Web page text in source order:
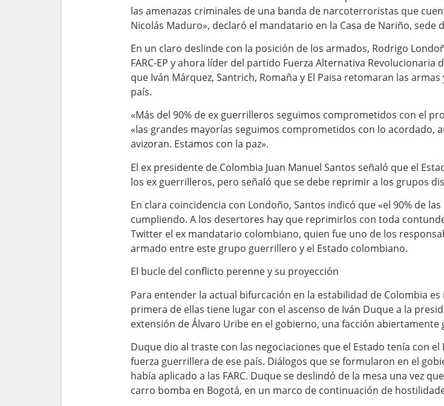
las amenazas criminales de una banda de narcoterroristas que
Nicolás Maduro», declaró el mandatario en la Casa de Nariño, sede
En un claro deslinde con la posición de los armados, Rodrigo
FARC-EP y ahora líder del partido Fuerza Alternativa Revolucionaria
que Iván Márquez, Santrich, Romaña y El Paisa retomaran las
país.
«Más del 90% de ex guerrilleros seguimos comprometidos con el
«las grandes mayorías seguimos comprometidos con lo acordado,
avizoran. Estamos con la paz».
El ex presidente de Colombia Juan Manuel Santos señaló que el
los ex guerrilleros, pero señaló que se debe reprimir a los grupos
En clara coincidencia con Londoño, Santos indicó que «el 90% de
cumpliendo. A los desertores hay que reprimirlos con toda
Twitter el ex mandatario colombiano, quien fue uno de los
armado entre este grupo guerrillero y el Estado colombiano.
El bucle del conflicto perenne y su proyección
Para entender la actual bifurcación en la estabilidad de Colombia
primera de ellas tiene lugar con el ascenso de Iván Duque a la
extensión de Álvaro Uribe en el gobierno, una facción
Duque dio al traste con las negociaciones que el Estado tenía con
fuerza guerrillera de ese país. Diálogos que se formularon en el
había aplicado a las FARC. Duque se deslindó de la mesa una vez
carro bomba en Bogotá, en un marco de continuación de